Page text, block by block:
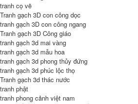
tranh cọ vẽ
Tranh gạch 3D con công dọc
tranh gạch 3D con công ngang
Tranh gạch 3D Công giáo
tranh gạch 3d mai vàng
tranh gạch 3d mẫu hoa
tranh gạch 3d phong thủy đứng
tranh gạch 3d phúc lộc thọ
Tranh gạch 3d thác nước
tranh phật
tranh phong cảnh việt nam